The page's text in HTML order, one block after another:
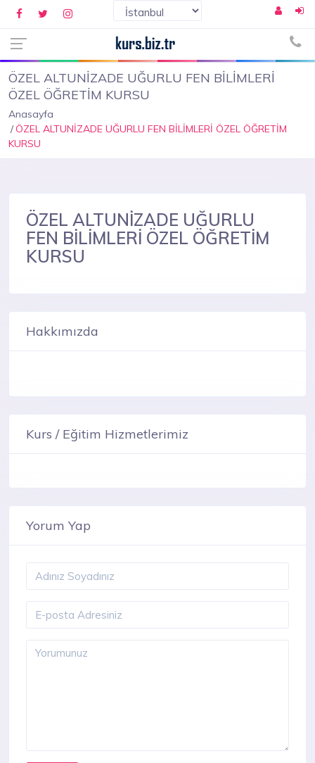
ÖZEL ALTUNİZADE UĞURLU FEN BİLİMLERİ
ÖZEL ÖĞRETİM KURSU
Anasayfa
ÖZEL ALTUNİZADE UĞURLU FEN BİLİMLERİ ÖZEL ÖĞRETİM
KURSU
ÖZEL ALTUNİZADE UĞURLU
FEN BİLİMLERİ ÖZEL ÖĞRETİM
KURSU
Hakkımızda
Kurs / Eğitim Hizmetlerimiz
Yorum Yap